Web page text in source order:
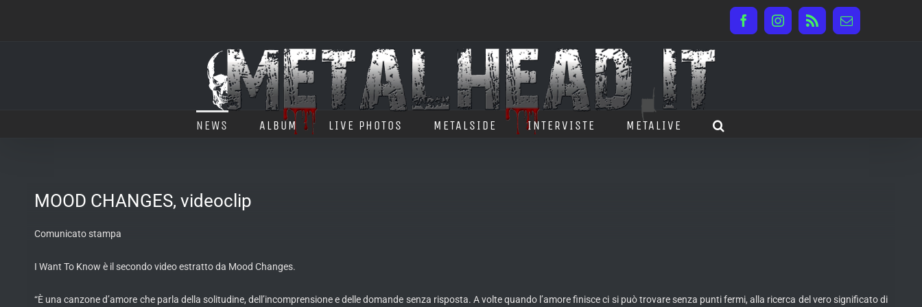
FacebookInstagram
Rss Email
NEWS ALBUM LIVE PHOTOS METALSIDE INTERVISTE METALIVE
MOOD CHANGES, videoclip
Comunicato stampa
I Want To Know è il secondo video estratto da Mood Changes.
“È una canzone d’amore che parla della solitudine, dell’incomprensione e delle domande senza risposta. A volte quando l’amore finisce ci si può trovare senza puntifermi, alla ricerca del vero significato di